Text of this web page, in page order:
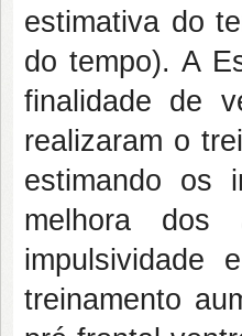
estimativa do
do tempo). A
finalidade de
realizaram o
estimando os
melhora dos
impulsividade
treinamento